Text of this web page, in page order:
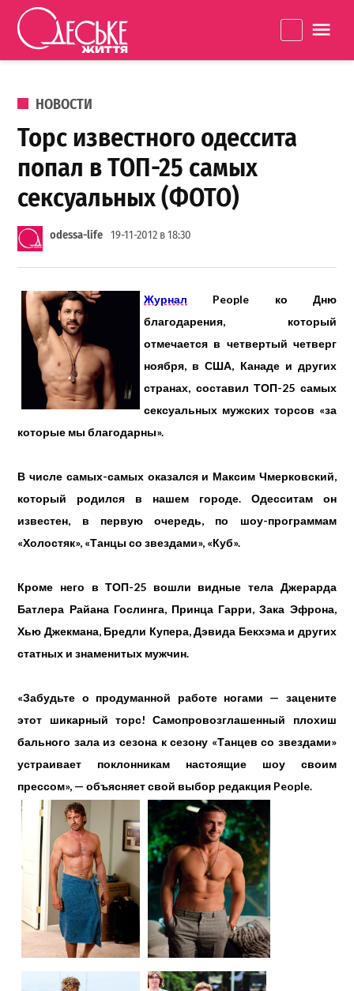
Перейти к содержанию
життя
ОПУБЛИКОВАНО В
НОВОСТИ
Торс известного одессита
попал в ТОП-25 самых
сексуальных (ФОТО)
odessa-life 19-11-2012 в 18:30
Журнал People ко Дню
благодарения, который
отмечается в четвертый четверг
ноября, в США, Канаде и других
странах, составил ТОП-25 самых
сексуальных мужских торсов «за
которые мы благодарны».
В числе самых-самых оказался и Максим Чмерковский,
который родился в нашем городе. Одесситам он
известен, в первую очередь, по шоу-программам
«Холостяк», «Танцы со звездами», «Куб».
Кроме него в ТОП-25 вошли видные тела Джерарда
Батлера Райана Гослинга, Принца Гарри, Зака Эфрона,
Хью Джекмана, Бредли Купера, Дэвида Бекхэма и других
статных и знаменитых мужчин.
«Забудьте о продуманной работе ногами — зацените
этот шикарный торс! Самопровозглашенный плохиш
бального зала из сезона к сезону «Танцев со звездами»
устраивает поклонникам настоящие шоу своим
прессом», — объясняет свой выбор редакция People.